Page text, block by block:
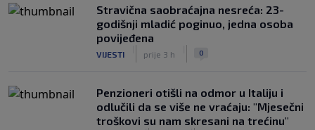
Stravična saobraćajna nesreća: 23-
godišnji mladić poginuo, jedna osoba
povijeđena
VIJESTI prije 3 h 0
Penzioneri otišli na odmor u Italiju i
odlučili da se više ne vraćaju: "Mjesečni
troškovi su nam skresani na trećinu"